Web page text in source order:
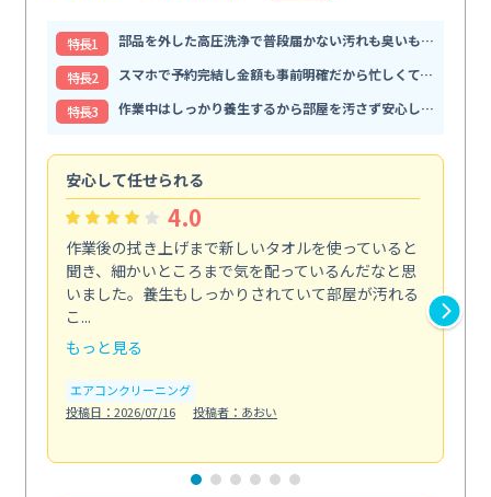
特⻑1
部品を外した高圧洗浄で普段届かない汚れも臭いもすっきり解消
特⻑2
スマホで予約完結し金額も事前明確だから忙しくても頼みやすい
特⻑3
作業中はしっかり養生するから部屋を汚さず安心して任せられる
安心して任せられる
4.0
作業後の拭き上げまで新しいタオルを使っていると
聞き、細かいところまで気を配っているんだなと思
いました。養生もしっかりされていて部屋が汚れる
こ...
もっと見る
エアコンクリーニング
投稿日：2026/07/16
投稿者：あおい